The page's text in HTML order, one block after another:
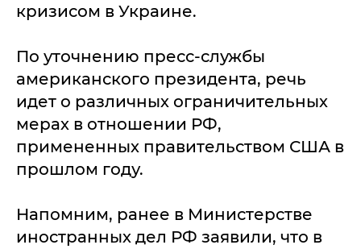
кризисом в Украине.
По уточнению пресс-службы
американского президента, речь
идет о различных ограничительных
мерах в отношении РФ,
примененных правительством США в
прошлом году.
Напомним, ранее в Министерстве
иностранных дел РФ заявили, что в